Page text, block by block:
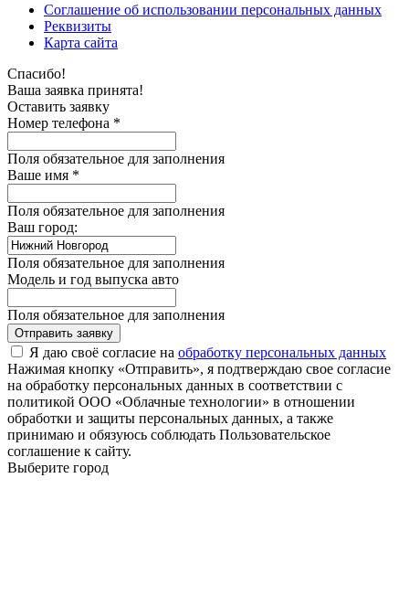
Соглашение об использовании персональных данных
Реквизиты
Карта сайта
Спасибо!
Ваша заявка принята!
Оставить заявку
Номер телефона *
Поля обязательное для заполнения
Ваше имя *
Поля обязательное для заполнения
Ваш город:
Поля обязательное для заполнения
Модель и год выпуска авто
Поля обязательное для заполнения
Отправить заявку
Я даю своё согласие на обработку персональных данных
Нажимая кнопку «Отправить», я подтверждаю свое согласие
на обработку персональных данных в соответствии с
политикой ООО «Облачные технологии» в отношении
обработки и защиты персональных данных, а также
принимаю и обязуюсь соблюдать Пользовательское
соглашение к сайту.
Выберите город